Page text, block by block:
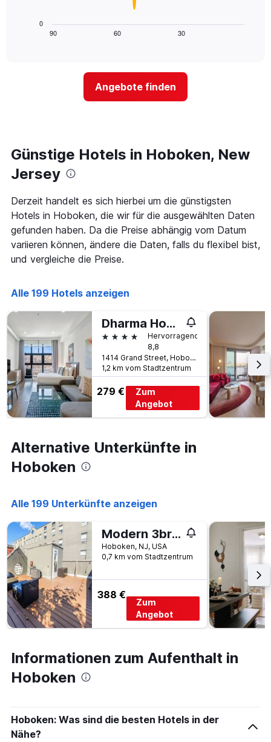
Wochentage
anzeigt.
Zimmerpreis
Diagramm
näher
das
Aufenthaltsdatum
rückt.
Diagramm
hat
1
X-
Achse,
die
der
Tage
dem
Aufenthalt
anzeigt
Das
Diagramm
hat
Y-
den
durchschnittlichen
Zimmerpreis
90 60 30
0
Angebote finden
Günstige Hotels in Hoboken, New
Jersey
Derzeit handelt es sich hierbei um die günstigsten
Hotels in Hoboken, die wir für die ausgewählten Daten
gefunden haben. Da die Preise abhängig vom Datum
variieren können, ändere die Daten, falls du flexibel bist,
und vergleiche die Preise.
Alle 199 Hotels anzeigen
Dharma Home Suites Hoboken at Novia
4 Sterne
Hervorragend
8,8
1414 Grand Street, Hoboken, NJ, USA
1,2 km vom Stadtzentrum
279 €
Zum
Angebot
Alternative Unterkünfte in
Hoboken
Alle 199 Unterkünfte anzeigen
Modern 3br Townhouse With Private Rooftop & Parking Minutes to Nyc
Hoboken, NJ, USA
0,7 km vom Stadtzentrum
388 €
Zum
Angebot
Informationen zum Aufenthalt in
Hoboken
Hoboken: Was sind die besten Hotels in der
Nähe?